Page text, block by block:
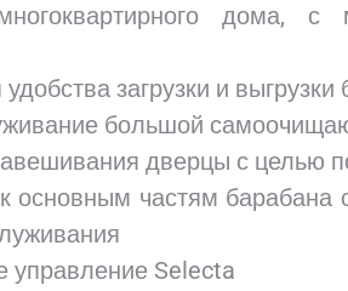
дома, с
загрузки и выгрузки
большой
дверцы с целью
основным частям барабана
управление Selecta